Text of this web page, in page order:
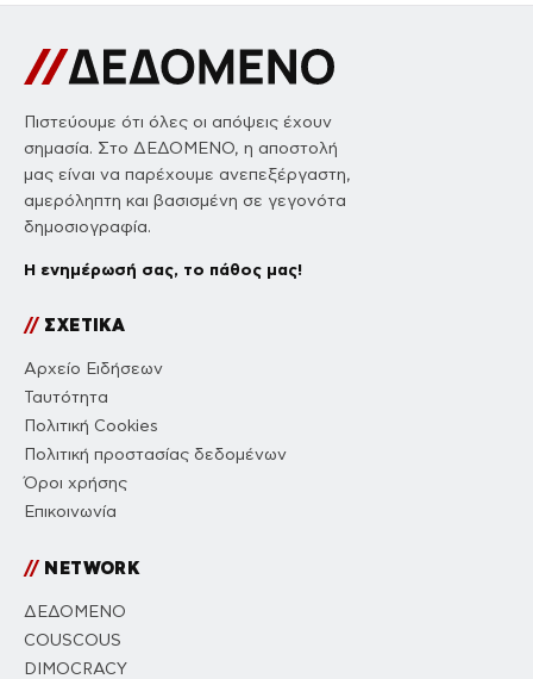
Πιστεύουμε ότι όλες οι απόψεις έχουν
σημασία. Στο ΔΕΔΟΜΕΝΟ, η αποστολή
μας είναι να παρέχουμε ανεπεξέργαστη,
αμερόληπτη και βασισμένη σε γεγονότα
δημοσιογραφία.
Η ενημέρωσή σας, το πάθος μας!
//ΣΧΕΤΙΚΑ
Αρχείο Ειδήσεων
Ταυτότητα
Πολιτική Cookies
Πολιτική προστασίας δεδομένων
Όροι χρήσης
Επικοινωνία
//NETWORK
ΔΕΔΟΜΕΝΟ
COUSCOUS
DIMOCRACY